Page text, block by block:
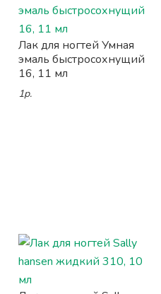
Лак для ногтей Умная
эмаль быстросохнущий
16, 11 мл
1р.